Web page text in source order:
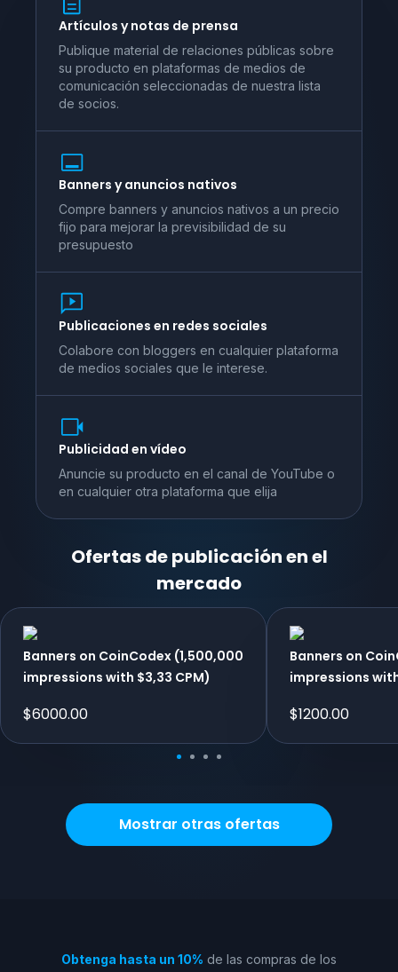
Artículos y notas de prensa
Publique material de relaciones públicas sobre
su producto en plataformas de medios de
comunicación seleccionadas de nuestra lista
de socios.
Banners y anuncios nativos
Compre banners y anuncios nativos a un precio
fijo para mejorar la previsibilidad de su
presupuesto
Publicaciones en redes sociales
Colabore con bloggers en cualquier plataforma
de medios sociales que le interese.
Publicidad en vídeo
Anuncie su producto en el canal de YouTube o
en cualquier otra plataforma que elija
Ofertas de publicación en el
mercado
Banners on CoinCodex (1,500,000
impressions with $3,33 CPM)
$6000.00
Banners on
impressions
$1200.00
Mostrar otras ofertas
Obtenga hasta un 10% de las compras de los